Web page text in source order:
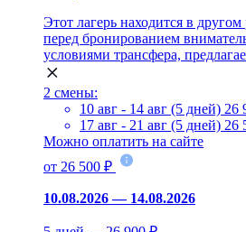
Этот лагерь находится в
перед бронированием
условиями трансфера,
2 смены:
10 авг - 14 авг (5 дней) 26
17 авг - 21 авг (5 дней) 26
Можно оплатить на сайте
от 26 500 ₽
10.08.2026 — 14.08.2026